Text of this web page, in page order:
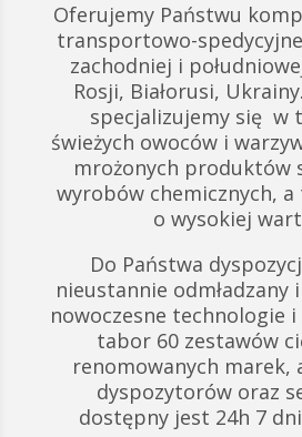
Oferujemy Państwu
transportowo-
zachodniej i
Rosji, Białorusi,
specjalizujemy się w
świeżych owoców i
mrożonych produktów
wyrobów chemicznych,
o wysokiej
Do Państwa
nieustannie odmładzany
nowoczesne technologie
tabor 60 zestawów
renomowanych marek,
dyspozytorów oraz
dostępny jest 24h 7